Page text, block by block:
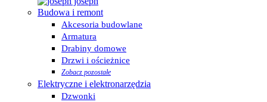
Budowa i remont
Akcesoria budowlane
Armatura
Drabiny domowe
Drzwi i ościeżnice
Zobacz pozostałe
Elektryczne i elektronarzędzia
Dzwonki